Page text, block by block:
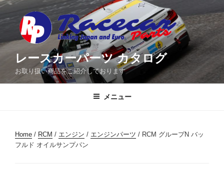
コ
ン
ン
レースカーパーツ カタログ
お取り扱い商品をご紹介しております
メニュー
Home / RCM / エンジン / エンジンパーツ / RCM グループN バッ
フルド オイルサンプパン